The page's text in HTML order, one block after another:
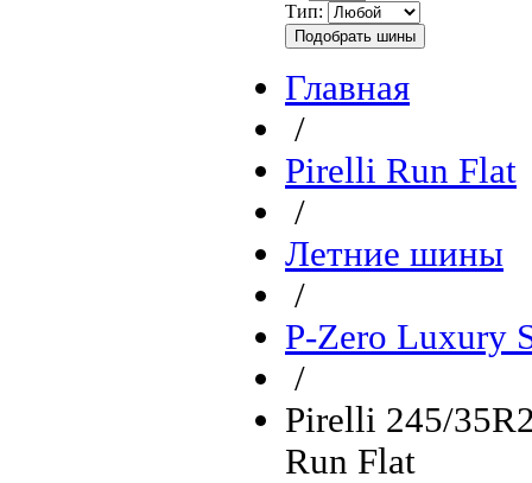
Тип:
Главная
/
Pirelli Run Flat
/
Летние шины
/
P-Zero Luxury
/
Pirelli 245/
Run Flat